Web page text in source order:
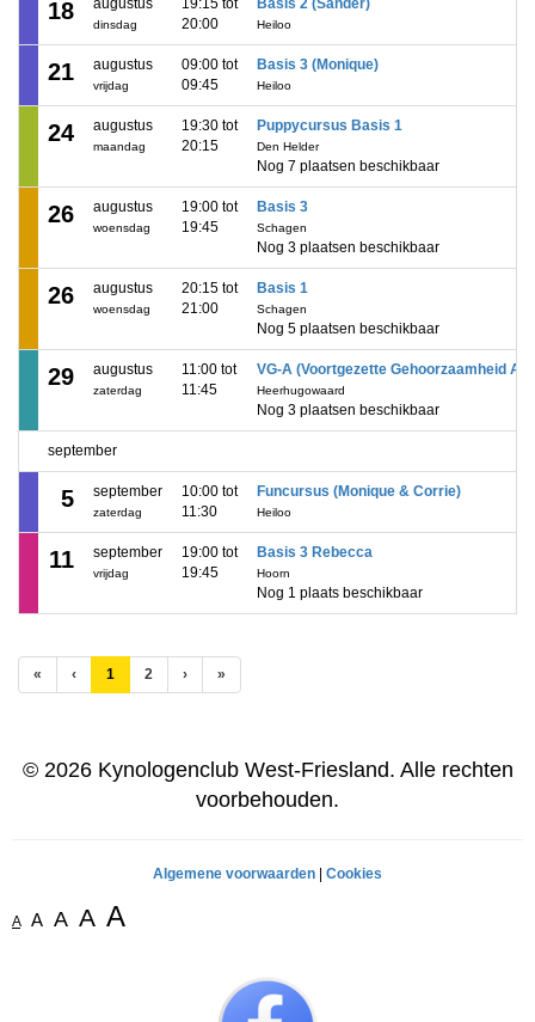
18 augustus
dinsdag
19:15 tot
20:00
Basis 2 (Sander)
Heiloo
21 augustus
vrijdag
09:00 tot
09:45
Basis 3 (Monique)
Heiloo
24 augustus
maandag
19:30 tot
20:15
Puppycursus Basis 1
Den Helder
Nog 7 plaatsen beschikbaar
26 augustus
woensdag
19:00 tot
19:45
Basis 3
Schagen
Nog 3 plaatsen beschikbaar
26 augustus
woensdag
20:15 tot
21:00
Basis 1
Schagen
Nog 5 plaatsen beschikbaar
29 augustus
zaterdag
11:00 tot
11:45
VG-A (Voortgezette Gehoorzaamheid A)
Heerhugowaard
Nog 3 plaatsen beschikbaar
september
5 september
zaterdag
10:00 tot
11:30
Funcursus (Monique & Corrie)
Heiloo
11 september
vrijdag
19:00 tot
19:45
Basis 3 Rebecca
Hoorn
Nog 1 plaats beschikbaar
« ‹ 1 (huidige)
2 › »
© 2026 Kynologenclub West-Friesland. Alle rechten
voorbehouden.
Algemene voorwaarden Cookies
A A A A A